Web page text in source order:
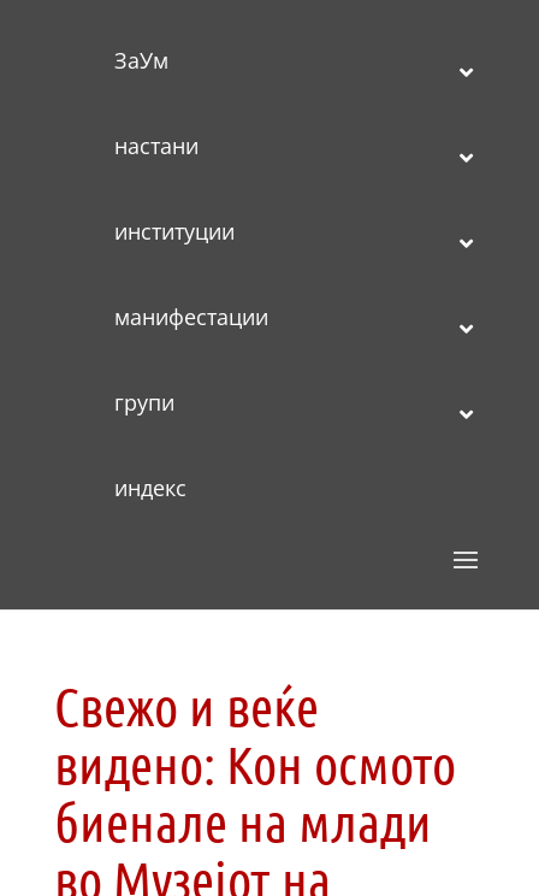
ЗаУм
настани
институции
манифестации
групи
индекс
Свежо и веќе
видено: Кон осмото
биенале на млади
во Музејот на